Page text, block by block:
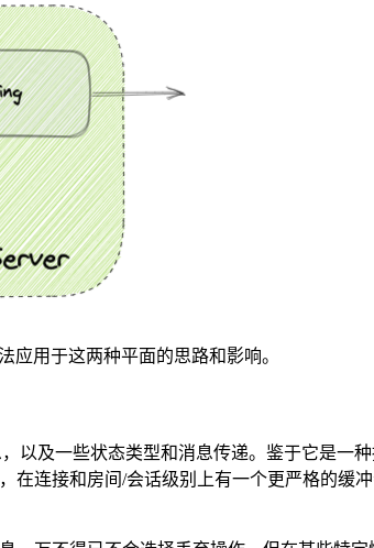
应用于这两种平面的思路和影响。
以及一些状态类型和消息传递。鉴于它是一
在连接和房间/会话级别上有一个更严格的缓